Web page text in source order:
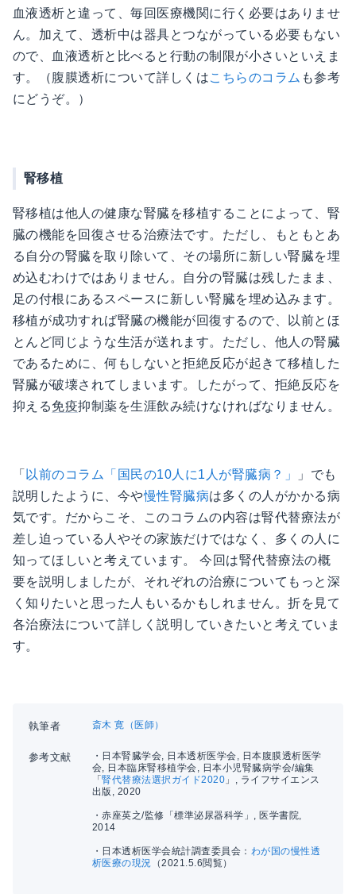
血液透析と違って、毎回医療機関に行く必要はありませ
ん。加えて、透析中は器具とつながっている必要もない
ので、血液透析と比べると行動の制限が小さいといえま
す。（腹膜透析について詳しくはこちらのコラム も参考
にどうぞ。）
腎移植
腎移植は他人の健康な腎臓を移植することによって、腎
臓の機能を回復させる治療法です。ただし、もともとあ
る自分の腎臓を取り除いて、その場所に新しい腎臓を埋
め込むわけではありません。自分の腎臓は残したまま、
足の付根にあるスペースに新しい腎臓を埋め込みます。
移植が成功すれば腎臓の機能が回復するので、以前とほ
とんど同じような生活が送れます。ただし、他人の腎臓
であるために、何もしないと拒絶反応が起きて移植した
腎臓が破壊されてしまいます。したがって、拒絶反応を
抑える免疫抑制薬を生涯飲み続けなければなりません。
「 以前のコラム「国民の10人に1人が腎臓病？」
」でも
説明したように、今や慢性腎臓病は多くの人がかかる病
気です。だからこそ、このコラムの内容は腎代替療法が
差し迫っている人やその家族だけではなく、多くの人に
知ってほしいと考えています。 今回は腎代替療法の概
要を説明しましたが、それぞれの治療についてもっと深
く知りたいと思った人もいるかもしれません。折を見て
各治療法について詳しく説明していきたいと考えていま
す。
執筆者 斎木 寛（医師）
参考文献
・日本腎臓学会, 日本透析医学会, 日本腹膜透析医学
会, 日本臨床腎移植学会, 日本小児腎臓病学会/編集
「腎代替療法選択ガイド2020 」, ライフサイエンス
出版, 2020
・赤座英之/監修「標準泌尿器科学」, 医学書院,
2014
・日本透析医学会統計調査委員会： わが国の慢性透
析医療の現況 （2021.5.6閲覧）